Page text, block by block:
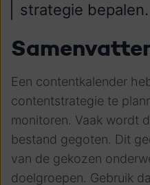
strategie bepalen.
Een contentkalender
contentstrategie te
monitoren. Vaak wordt
bestand gegoten. Dit
van de gekozen
doelgroepen. Gebruik